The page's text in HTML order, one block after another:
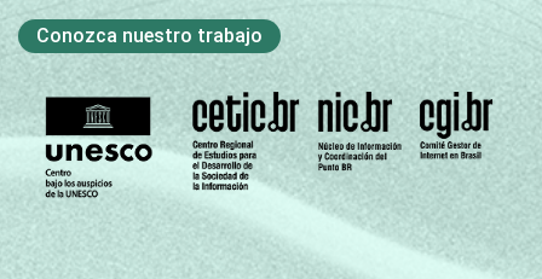
Conozca nuestro trabajo